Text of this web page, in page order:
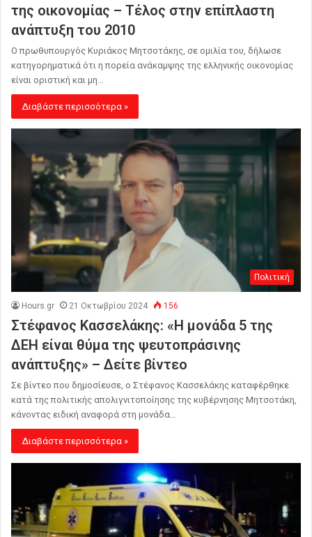
της οικονομίας – Τέλος στην επίπλαστη
ανάπτυξη του 2010
Ο πρωθυπουργός Κυριάκος Μητσοτάκης, σε ομιλία του, δήλωσε
κατηγορηματικά ότι η πορεία ανάκαμψης της ελληνικής οικονομίας
είναι οριστική και μη…
Διαβάστε περισσότερα »
Πολιτική
Hours.gr 21 Οκτωβρίου 2024 156
Στέφανος Κασσελάκης: «Η μονάδα 5 της
ΔΕΗ είναι θύμα της ψευτοπράσινης
ανάπτυξης» – Δείτε βίντεο
Σε βίντεο που δημοσίευσε, ο Στέφανος Κασσελάκης καταφέρθηκε
κατά της πολιτικής απολιγνιτοποίησης της κυβέρνησης Μητσοτάκη,
κάνοντας ειδική αναφορά στη μονάδα…
Διαβάστε περισσότερα »